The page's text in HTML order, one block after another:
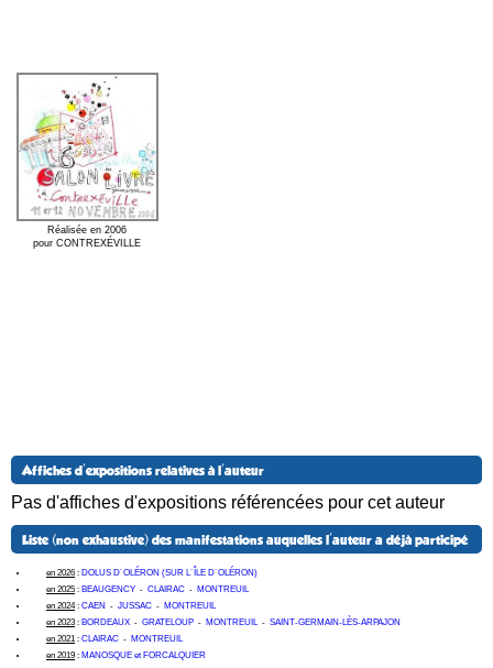
Réalisée en 2006
pour CONTREXÉVILLE
Affiches d'expositions relatives à l'auteur
Pas d'affiches d'expositions référencées pour cet auteur
Liste (non exhaustive) des manifestations auquelles l'auteur a déjà participé
en 2026 : DOLUS D´OLÉRON (SUR L´ÎLE D´OLÉRON)
en 2025 : BEAUGENCY - CLAIRAC - MONTREUIL
en 2024: CAEN - JUSSAC - MONTREUIL
en 2023 : BORDEAUX - GRATELOUP - MONTREUIL- SAINT-GERMAIN-LÈS-ARPAJON
en 2021 : CLAIRAC - MONTREUIL
en 2019 : MANOSQUE et FORCALQUIER